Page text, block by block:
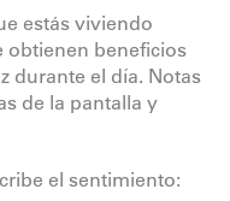
estás viviendo
obtienen beneficios
durante el día. Notas
de la pantalla y
el sentimiento: